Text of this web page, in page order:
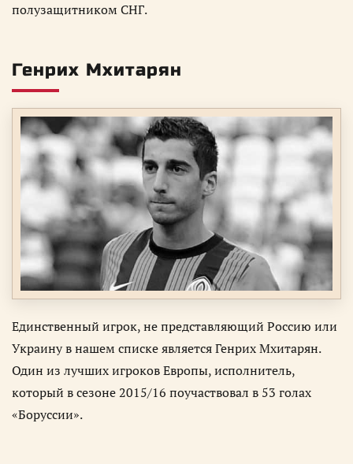
полузащитником СНГ.
Генрих Мхитарян
Единственный игрок, не представляющий Россию или
Украину в нашем списке является Генрих Мхитарян.
Один из лучших игроков Европы, исполнитель,
который в сезоне 2015/16 поучаствовал в 53 голах
«Боруссии».